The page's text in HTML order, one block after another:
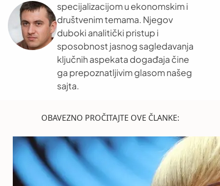
specijalizacijom u ekonomskim i
društvenim temama. Njegov
duboki analitički pristup i
sposobnost jasnog sagledavanja
ključnih aspekata događaja čine
ga prepoznatljivim glasom našeg
sajta.
OBAVEZNO PROČITAJTE OVE ČLANKE: